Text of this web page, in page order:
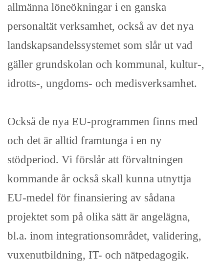
allmänna löneökningar i en ganska
personaltät verksamhet, också av det nya
landskapsandelssystemet som slår ut vad
gäller grundskolan och kommunal, kultur-,
idrotts-, ungdoms- och medisverksamhet.
Också de nya EU-programmen finns med
och det är alltid framtunga i en ny
stödperiod. Vi förslår att förvaltningen
kommande år också skall kunna utnyttja
EU-medel för finansiering av sådana
projektet som på olika sätt är angelägna,
bl.a. inom integrationsområdet, validering,
vuxenutbildning, IT- och nätpedagogik.